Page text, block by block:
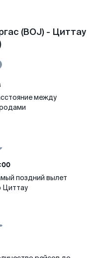
(BOJ) - Циттау
между
поздний вылет
Циттау